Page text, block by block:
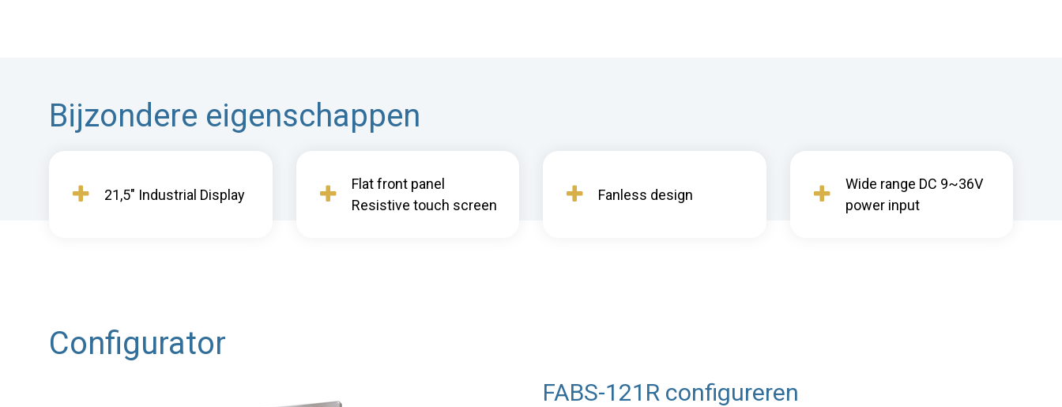
Bijzondere eigenschappen
21,5" Industrial Display
Flat front panel
Resistive touch screen
Fanless design
Wide range DC 9~36V
power input
Configurator
FABS-121R configureren